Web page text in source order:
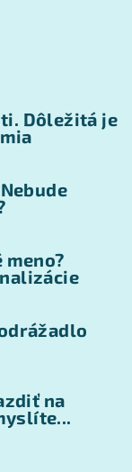
Dôležitá je
meno?
na